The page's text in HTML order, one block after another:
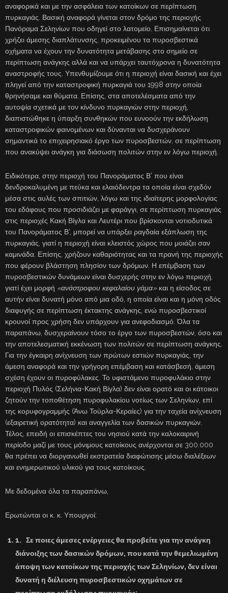
αναφορικά και με την ασφάλεια των κατοίκων σε περίπτωση
πυρκαγιάς. Βασική αναφορά γίνεται στον δρόμο της περιοχής
Πανόραμα Σεληνίων που οδηγεί στο λατομείο. Επισημαίνεται ότι
χρήζει άμεσης διαπλάτυνσης, προκειμένου τα πυροσβεστικά
οχήματα να έχουν την δυνατότητα μετάβασης στο σημείο σε
περίπτωση ανάγκης αλλά και να υπάρχει ταυτόχρονα η δυνατότητα
αναστροφής τους. Υπενθυμίζουμε ότι η περιοχή είναι δασική και έχει
πληγεί από την καταστροφική πυρκαγιά του 1998 στην οποία
θρηνήσαμε και θύματα. Επίσης, στα αποτελέσματα από την
αυτοψία σχετικά με τον κίνδυνο πυρκαγιών στην περιοχή,
διαπιστώθηκε η ύπαρξη συνθηκών που ευνοούν την εκδήλωση
καταστροφικών φαινομένων και δύνανται να δυσχεράνουν
σημαντικά το επιχειρησιακό έργο των πυροσβεστών, σε περίπτωση
που ανακύψει ανάγκη για διάσωση πολιτών στην εν λόγω περιοχή.
Ειδικότερα, στην περιοχή του Πανοράματος Β’ που είναι
δενδροκαλυμένη με πεύκα και ελαιόδεντρα τα οποία είναι σχεδόν
μέσα στις αυλές των σπιτιών, λόγω και της ιδιαίτερης μορφολογίας
του εδάφους που προσιδιάζει με φαράγγι, σε περίπτωση πυρκαγιάς
στις περιοχές Κακή Βίγλα και Λευτέρι που βρίσκονται νοτιοδυτικά
του Πανοράματος Β’, μπορεί να υπάρξει ραγδαία εξάπλωση της
πυρκαγιάς, γιατί η περιοχή είναι κλειστός χώρος που μοιάζει σαν
καμινάδα. Επίσης, χρήζουν καθαριότητας και τα πρανή της περιοχής
που φέρουν βλάστηση πλησίον των δρόμων. Η επέμβαση των
πυροσβεστικών δυνάμεων είναι δυσχερής στην εν λόγω περιοχή,
γιατί έχει μορφή «ανάστροφου κεφαλαίου γάμα»και η είσοδος σε
αυτήν είναι δυνατή μόνο από μια οδό, η οποία είναι και η μόνη οδός
διαφυγής σε περίπτωση έκτακτης ανάγκης, ενώ πυροσβεστικοί
κρουνοί προς χρήση δεν υπάρχουν για ανεφοδιασμό. Όλα τα
παραπάνω, δυσχεραίνουν τόσο το έργο των πυροσβεστών, όσο και
την αποτελεσματική εκκένωση των πολιτών σε περίπτωση ανάγκης.
Για την έγκαιρη ανίχνευση των πρώτων εστιών πυρκαγιάς, την
άμεση αναφορά και την γρήγορη επέμβαση και κατάσβεσή, άμεση
σχέση έχουν οι πυροφύλακες. Το υφιστάμενο πυροφυλάκιο στην
περιοχή Πυλός (Σελήνια-Κακή Βίγλα) δεν είναι ορατό και οι κάτοικοι
ζητούν την τοποθέτηση πυροφυλακίου νοτίως των Σεληνίων, επί
της κορυφογραμμής (Άνω Τούρλα-Κεραίες) για την ταχεία ανίχνευση
(εξαιρετική ορατότητα) και αναγγελία των δασικών πυρκαγιών.
Τέλος, επειδή οι επισκέπτες του νησιού κατά την καλοκαιρινή
περίοδο μαζί με τους μόνιμους κατοίκους ανέρχονται σε 300.000
θα πρέπει να διοργανωθεί εκστρατεία διαφώτισης μέσω διαλέξεων
και ενημερωτικού υλικού για τους κατοίκους.
Με δεδομένα όλα τα παραπάνω,
Ερωτώνται οι κ. κ. Υπουργοί:
1. Σε ποιες άμεσες ενέργειες θα προβείτε για την ανάγκη
διάνοιξης των δασικών δρόμων, που κατά την θεμελιωμένη
άποψη των κατοίκων της περιοχής των Σεληνίων, δεν είναι
δυνατή η διέλευση πυροσβεστικών οχημάτων σε